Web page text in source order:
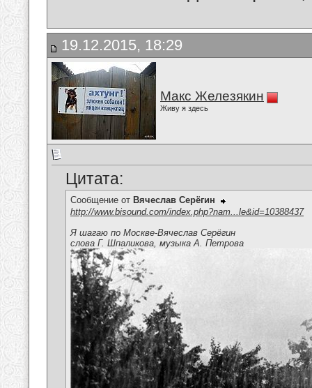
19.12.2015, 18:29
Макс Железякин
Живу я здесь
Цитата:
Сообщение от Вячеслав Серёгин
http://www.bisound.com/index.php?nam...le&id=10388437
Я шагаю по Москве-Вячеслав Серёгин
слова Г. Шпаликова, музыка А. Петрова